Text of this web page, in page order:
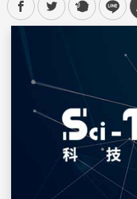
facebooktwitter plurk line